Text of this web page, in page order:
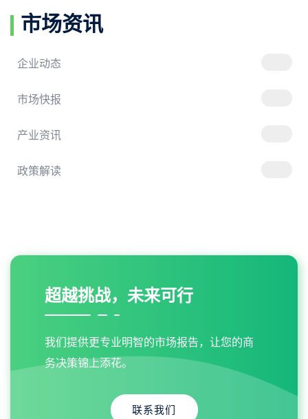
市场资讯
企业动态
市场快报
产业资讯
政策解读
超越挑战，未来可行
我们提供更专业明智的市场报告，让您的商
务决策锦上添花。
联系我们